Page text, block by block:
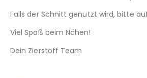
Falls der Schnitt genutzt wird, bitte
Viel Spaß beim Nähen!
Dein Zierstoff Team